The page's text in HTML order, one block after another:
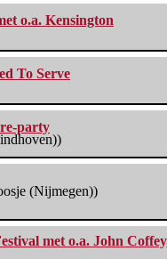
o.a. Kensington
To Serve
party
(Nijmegen))
met o.a. John